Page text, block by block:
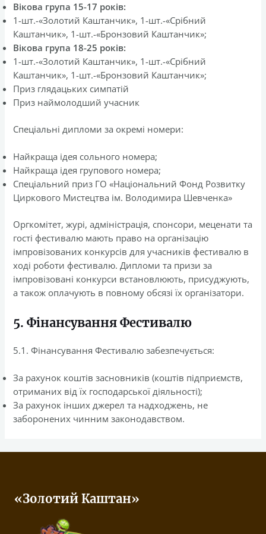
Вікова група 15-17 років:
1-шт.-«Золотий Каштанчик», 1-шт.-«Срібний
Каштанчик», 1-шт.-«Бронзовий Каштанчик»;
Вікова група 18-25 років:
1-шт.-«Золотий Каштанчик», 1-шт.-«Срібний
Каштанчик», 1-шт.-«Бронзовий Каштанчик»;
Приз глядацьких симпатій
Приз наймолодший учасник
Спеціальні дипломи за окремі номери:
Найкраща ідея сольного номера;
Найкраща ідея групового номера;
Спеціальний приз ГО «Національний Фонд Розвитку
Циркового Мистецтва ім. Володимира Шевченка»
Оргкомітет, журі, адміністрація, спонсори, меценати та
гості фестивалю мають право на організацію
імпровізованих конкурсів для учасників фестивалю в
ході роботи фестивалю. Дипломи та призи за
імпровізовані конкурси встановлюють, присуджують,
а також оплачують в повному обсязі їх організатори.
5. Фінансування Фестивалю
5.1. Фінансування Фестивалю забезпечується:
За рахунок коштів засновників (коштів підприємств,
отриманих від їх господарської діяльності);
За рахунок інших джерел та надходжень, не
заборонених чинним законодавством.
«Золотий Каштан»